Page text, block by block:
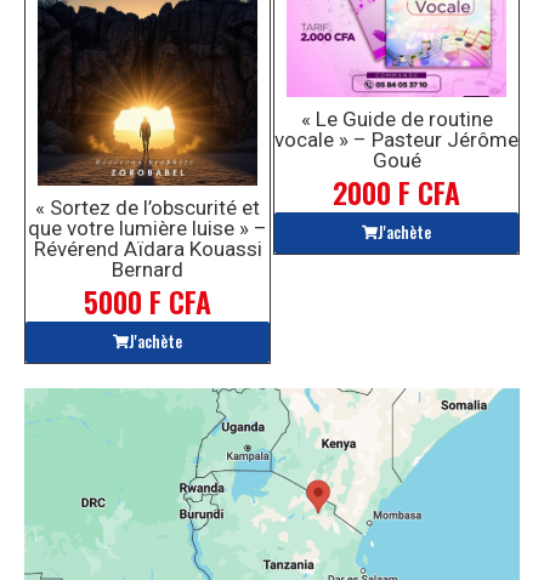
« Sortez de l’obscurité et
que votre lumière luise » –
Révérend Aïdara Kouassi
Bernard
5000 F CFA
J'achète
« Le Guide de routine
vocale » – Pasteur Jérôme
Goué
2000 F CFA
J'achète